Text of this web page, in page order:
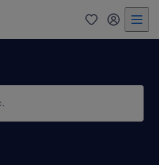
0 mon